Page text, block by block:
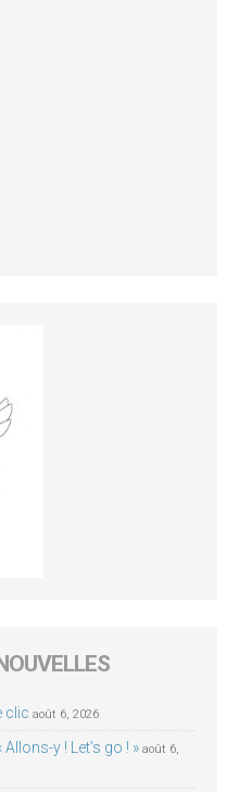
clic août 6, 2026
y ! Let’s go ! » août 6,